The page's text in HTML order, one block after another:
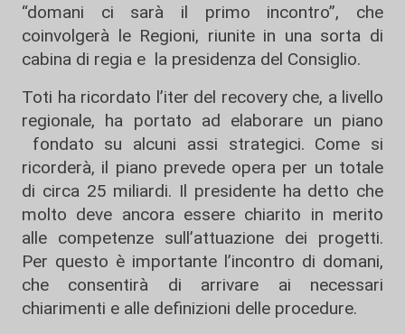
“domani ci sarà il primo incontro”, che
coinvolgerà le Regioni, riunite in una sorta di
cabina di regia e la presidenza del Consiglio.
Toti ha ricordato l’iter del recovery che, a livello
regionale, ha portato ad elaborare un piano
fondato su alcuni assi strategici. Come si
ricorderà, il piano prevede opera per un totale
di circa 25 miliardi. Il presidente ha detto che
molto deve ancora essere chiarito in merito
alle competenze sull’attuazione dei progetti.
Per questo è importante l’incontro di domani,
che consentirà di arrivare ai necessari
chiarimenti e alle definizioni delle procedure.